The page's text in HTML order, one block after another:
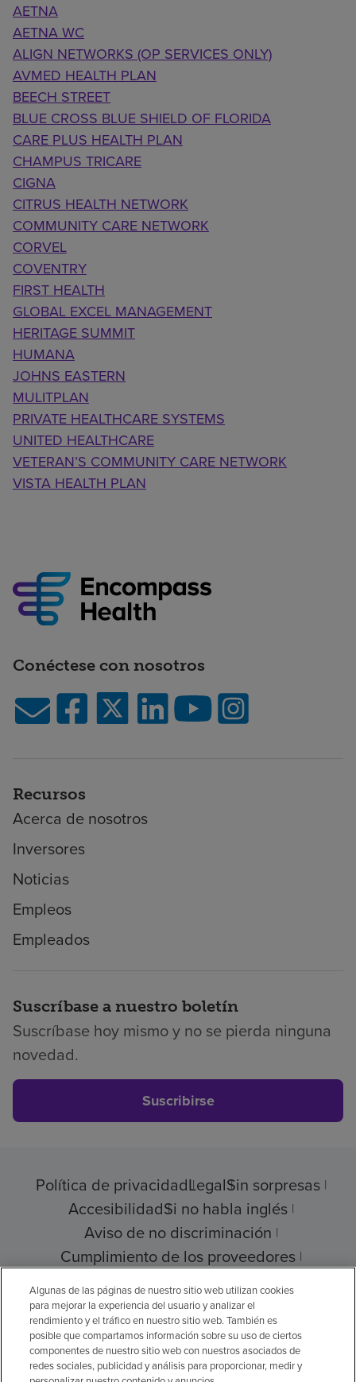
AETNA
AETNA WC
ALIGN NETWORKS (OP SERVICES ONLY)
AVMED HEALTH PLAN
BEECH STREET
BLUE CROSS BLUE SHIELD OF FLORIDA
CARE PLUS HEALTH PLAN
CHAMPUS TRICARE
CIGNA
CITRUS HEALTH NETWORK
COMMUNITY CARE NETWORK
CORVEL
COVENTRY
FIRST HEALTH
GLOBAL EXCEL MANAGEMENT
HERITAGE SUMMIT
HUMANA
JOHNS EASTERN
MULITPLAN
PRIVATE HEALTHCARE SYSTEMS
UNITED HEALTHCARE
VETERAN’S COMMUNITY CARE NETWORK
VISTA HEALTH PLAN
Conéctese con nosotros
Recursos
Acerca de nosotros
Inversores
Noticias
Empleos
Empleados
Suscríbase a nuestro boletín
Suscríbase hoy mismo y no se pierda ninguna
novedad.
Suscribirse
Política de privacidadLegalSin sorpresas
AccesibilidadSi no habla inglés
Aviso de no discriminación
Cumplimiento de los proveedores
Transparencia de precios
© 2026 Encompass Health Corporation
Algunas de las páginas de nuestro sitio web utilizan cookies
para mejorar la experiencia del usuario y analizar el
rendimiento y el tráfico en nuestro sitio web. También es
posible que compartamos información sobre su uso de ciertos
componentes de nuestro sitio web con nuestros asociados de
redes sociales, publicidad y análisis para proporcionar, medir y